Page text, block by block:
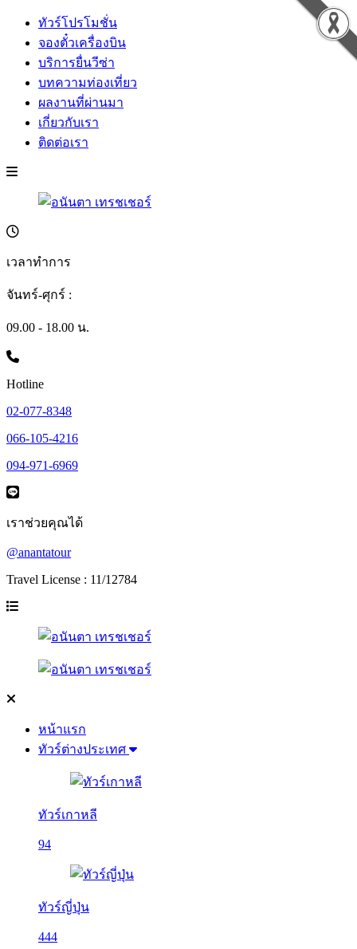
ทัวร์โปรโมชั่น
จองตั๋วเครื่องบิน
บริการยื่นวีซ่า
บทความท่องเที่ยว
ผลงานที่ผ่านมา
เกี่ยวกับเรา
ติดต่อเรา
เวลาทำการ
จันทร์-ศุกร์ :
09.00 - 18.00 น.
Hotline
02-077-8348
066-105-4216
094-971-6969
เราช่วยคุณได้
@anantatour
Travel License : 11/12784
หน้าแรก
ทัวร์ต่างประเทศ
ทัวร์เกาหลี
94
ทัวร์ญี่ปุ่น
444